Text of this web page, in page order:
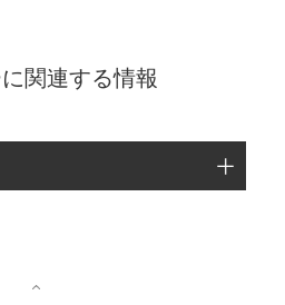
関連する情報